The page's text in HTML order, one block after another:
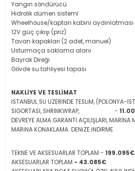
Yangın söndürücü
Hidrolik dümen sistemi
Wheelhouse/kaptan kabini aydınlatması
12V güç çıkışı (priz)
Tavan kapakları (2 adet, manuel)
Usturmaça saklama alanı
Bayrak Direği
Gövde su tahliyesi tapası
NAKLİYE VE TESLİMAT
ISTANBUL SU UZERINDE TESLiM, (POLONYA-
SIGORTASI, SHRINKWRAP, -
DEVREYE ALMA GARANTİ AÇILIŞLARI, MARİNA
MARiNA KONAKLAMA. DENiZE iNDİRME
TEKNE VE AKSESUARLAR TOPLAM - 199.095€
AKSESUARLAR TOPLAM - 43.085€